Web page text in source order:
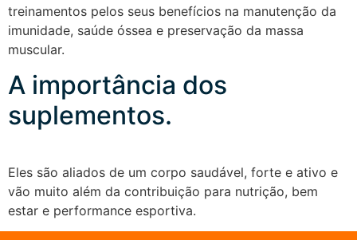
treinamentos pelos seus benefícios na manutenção da
imunidade, saúde óssea e preservação da massa
muscular.
A importância dos
suplementos.
Eles são aliados de um corpo saudável, forte e ativo e
vão muito além da contribuição para nutrição, bem
estar e performance esportiva.